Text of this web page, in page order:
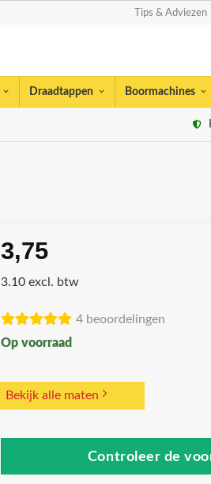
Tips & Adviezen
Draadtappen Boormachines
3,75
3.10 excl. btw
4 beoordelingen
Op voorraad
Bekijk alle maten
Controleer de